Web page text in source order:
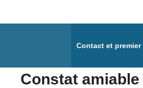
Contact et premier
Constat